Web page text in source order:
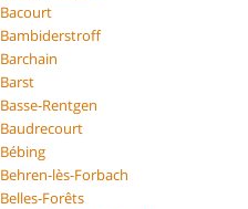
Bacourt
Bambiderstroff
Barchain
Barst
Basse-Rentgen
Baudrecourt
Bébing
Behren-lès-Forbach
Belles-Forêts